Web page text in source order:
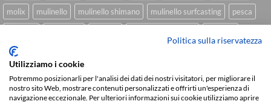
molix
mulinello mulinello shimano mulinello surfcasting
pesca
spinning inshore
Politica sulla riservatezza
Utilizziamo i cookie
Potremmo posizionarli per l'analisi dei dati dei nostri visitatori, per migliorare il
nostro sito Web, mostrare contenuti personalizzati e offrirti un'esperienza di
navigazione eccezionale. Per ulteriori informazioni sui cookie utilizziamo aprire